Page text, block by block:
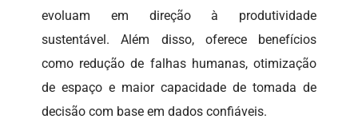
evoluam em direção à produtividade
sustentável. Além disso, oferece benefícios
como redução de falhas humanas, otimização
de espaço e maior capacidade de tomada de
decisão com base em dados confiáveis.